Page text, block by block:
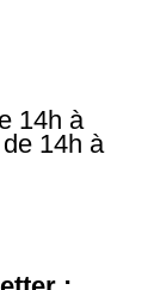
14h à
14h à